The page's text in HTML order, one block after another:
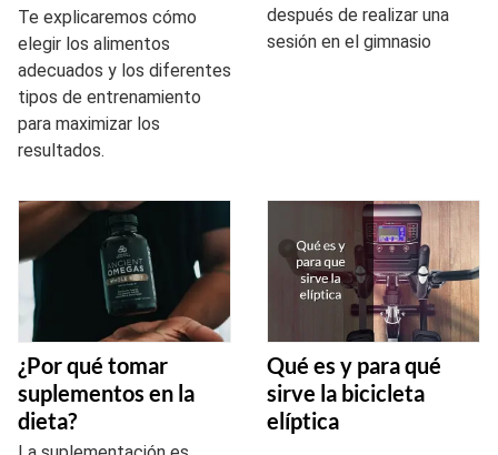
Te explicaremos cómo
elegir los alimentos
adecuados y los diferentes
tipos de entrenamiento
para maximizar los
resultados.
después de realizar una
sesión en el gimnasio
¿Por qué tomar
suplementos en la
dieta?
Qué es y para qué
sirve la bicicleta
elíptica